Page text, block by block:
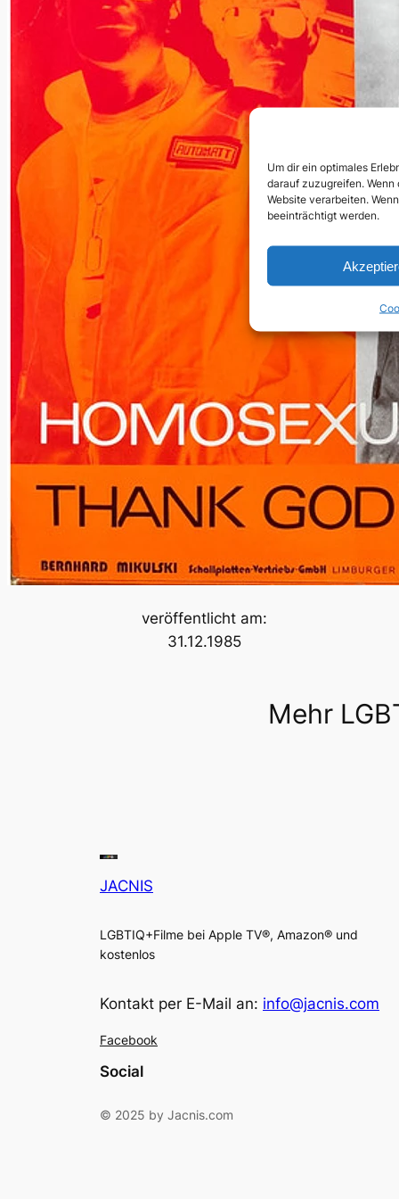
Um dir ein optimales
darauf zuzugreifen.
Website verarbeiten.
beeinträchtigt werden.
veröffentlicht am:
31.12.1985
Mehr
JACNIS
LGBTIQ+Filme bei Apple TV®, Amazon® und
kostenlos
Kontakt per E-Mail an: info@jacnis.com
Facebook
Social
© 2025 by Jacnis.com